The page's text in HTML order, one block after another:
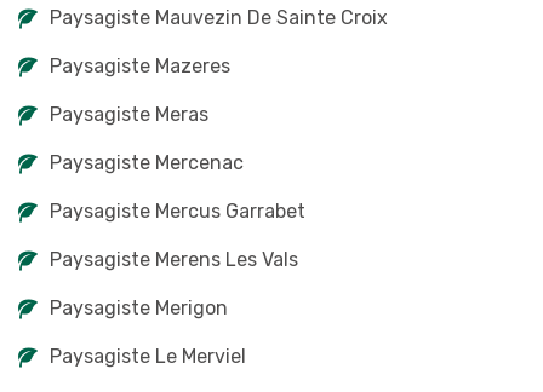
Paysagiste Mauvezin De Sainte Croix
Paysagiste Mazeres
Paysagiste Meras
Paysagiste Mercenac
Paysagiste Mercus Garrabet
Paysagiste Merens Les Vals
Paysagiste Merigon
Paysagiste Le Merviel